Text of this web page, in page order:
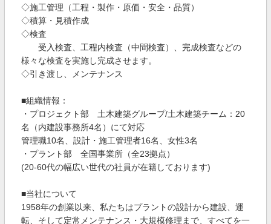
◇施工管理（工程・製作・原価・安全・品質）
◇積算・見積作成
◇検査
受入検査、工程内検査（中間検査）、完成検査などの
様々な検査を実施し完成させます。
◇引き渡し、メンテナンス
■組織情報：
・プロジェクト部 土木建築グループ/土木建築チーム：20
名（内建設事務所4名）にて対応
管理職10名、設計・施工管理者16名、女性3名
・プラント部 全国事業所（全23拠点）
(20-60代の幅広い世代の社員が在籍しております)
■当社について
1958年の創業以来、私たちはプラントの設計から建設、運
転、そして定常メンテナンス・大規模修理まで、すべてを一